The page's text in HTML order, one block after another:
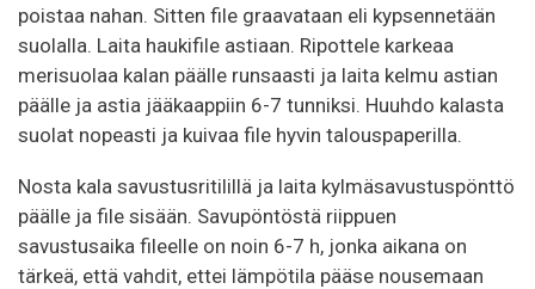
poistaa nahan. Sitten file graavataan eli kypsennetään
suolalla. Laita haukifile astiaan. Ripottele karkeaa
merisuolaa kalan päälle runsaasti ja laita kelmu astian
päälle ja astia jääkaappiin 6-7 tunniksi. Huuhdo kalasta
suolat nopeasti ja kuivaa file hyvin talouspaperilla.
Nosta kala savustusritilillä ja laita kylmäsavustuspönttö
päälle ja file sisään. Savupöntöstä riippuen
savustusaika fileelle on noin 6-7 h, jonka aikana on
tärkeä, että vahdit, ettei lämpötila pääse nousemaan